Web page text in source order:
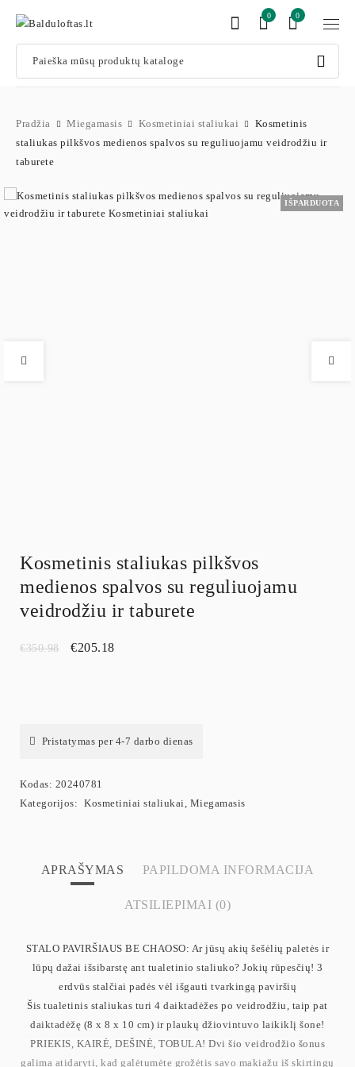
0
0
Pradžia Miegamasis Kosmetiniai staliukai
Kosmetinis
staliukas pilkšvos medienos spalvos su reguliuojamu veidrodžiu ir
taburete
IŠPARDUOTA
Kosmetinis staliukas pilkšvos
medienos spalvos su reguliuojamu
veidrodžiu ir taburete
€350.98 €205.18
Pristatymas per 4-7 darbo dienas
Kodas: 20240781
Kategorijos: Kosmetiniai staliukai, Miegamasis
APRAŠYMAS PAPILDOMA INFORMACIJA
ATSILIEPIMAI (0)
STALO PAVIRŠIAUS BE CHAOSO: Ar jūsų akių šešėlių paletės ir
lūpų dažai išsibarstę ant tualetinio staliuko? Jokių rūpesčių! 3
erdvūs stalčiai padės vėl išgauti tvarkingą paviršių
Šis tualetinis staliukas turi 4 daiktadėžes po veidrodžiu, taip pat
daiktadėžę (8 x 8 x 10 cm) ir plaukų džiovintuvo laikiklį šone!
PRIEKIS, KAIRĖ, DEŠINĖ, TOBULA! Dvi šio veidrodžio šonus
galima atidaryti, kad galėtumėte grožėtis savo makiažu iš skirtingų